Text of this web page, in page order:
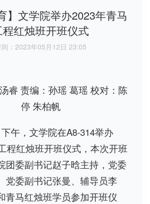
】文学院举办2023年青马
程红烛班开班仪式
间：2023年05月12日 23:05
睿 责编：孙瑶 葛瑶 校对：陈
停 朱柏帆
午，文学院在A8-314举办
程红烛班开班仪式，本次开班
团委副书记赵子晗主持，党委
党委副书记张曼、辅导员李
青马红烛班学员参加开班仪